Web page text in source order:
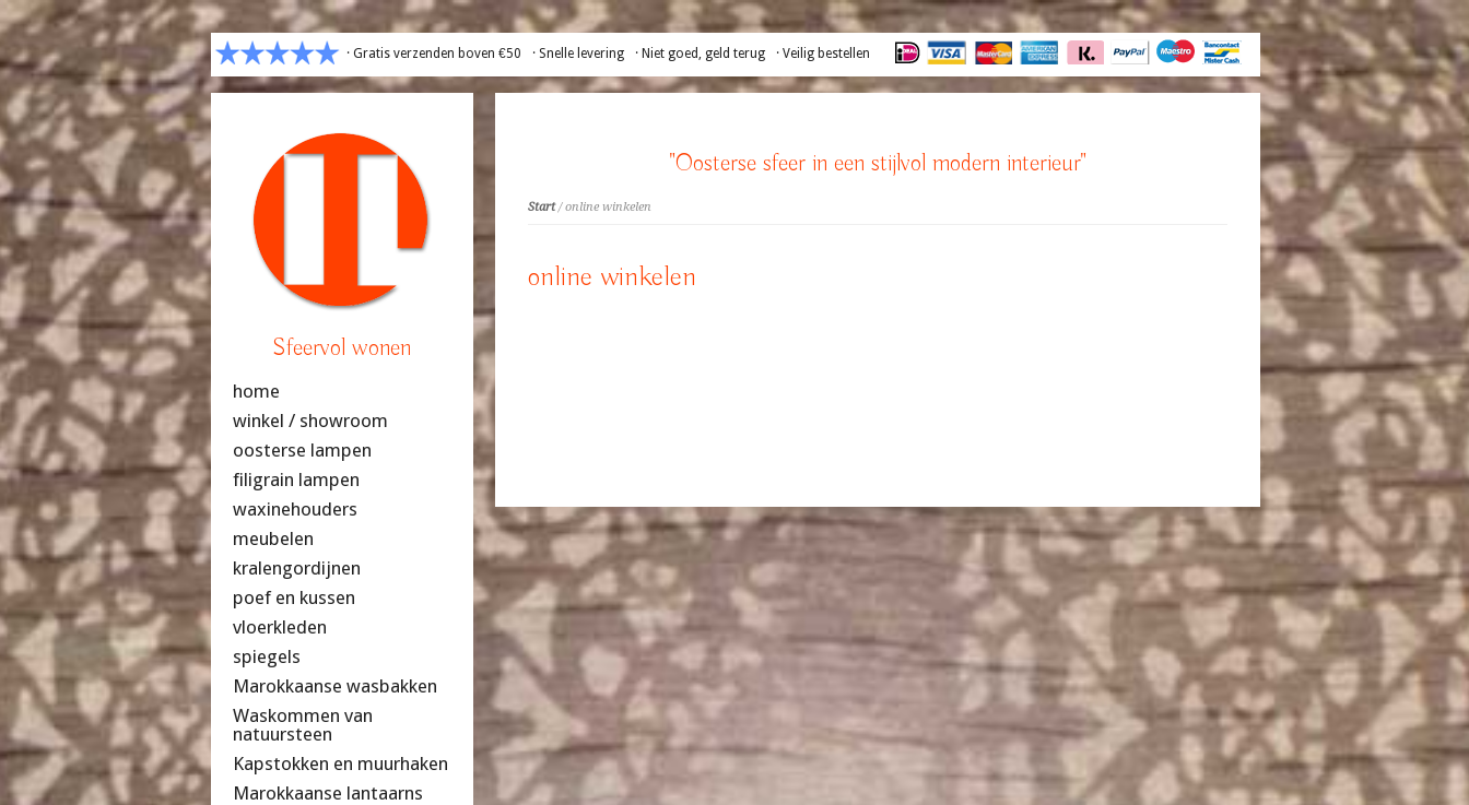
· Gratis verzenden boven €50 · Snelle levering · Niet goed, geld terug · Veilig bestellen
"Oosterse sfeer in een stijlvol modern interieur"
Start/ online winkelen
online winkelen
Sfeervol wonen
home
winkel / showroom
oosterse lampen
filigrain lampen
waxinehouders
meubelen
kralengordijnen
poef en kussen
vloerkleden
spiegels
Marokkaanse wasbakken
Waskommen van
natuursteen
Kapstokken en muurhaken
Marokkaanse lantaarns